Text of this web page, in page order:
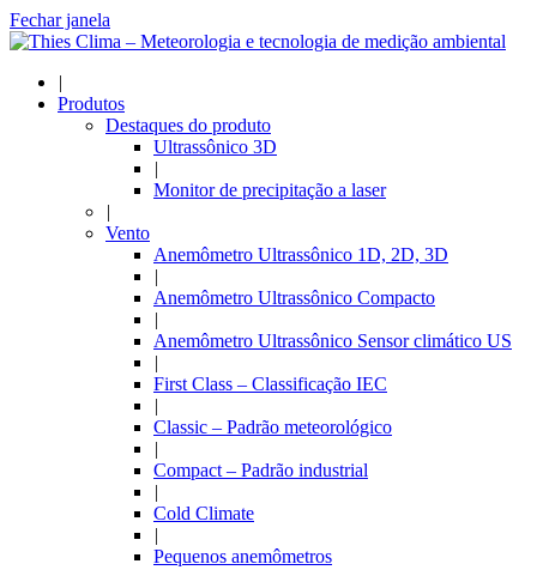
Fechar janela
|
Produtos
Destaques do produto
Ultrassônico 3D
|
Monitor de precipitação a laser
|
Vento
Anemômetro Ultrassônico 1D, 2D, 3D
|
Anemômetro Ultrassônico Compacto
|
Anemômetro Ultrassônico Sensor climático US
|
First Class – Classificação IEC
|
Classic – Padrão meteorológico
|
Compact – Padrão industrial
|
Cold Climate
|
Pequenos anemômetros